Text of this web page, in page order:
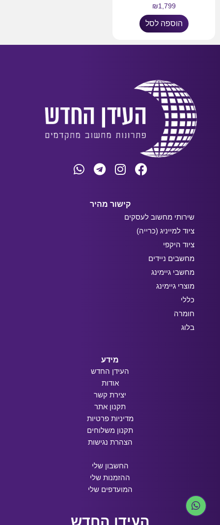
₪1,799
הוספה לסל
קישור מהיר
שירותי מחשוב לעסקים
ציוד למייניג (כרייה)
ציוד היקפי
מחשבים ניידים
מחשבי גיימינג
מוצרי גיימינג
כללי
חומרה
בלוג
מידע
העידן החדש
אודות
יצירת קשר
תקנון אתר
מדיניות פרטיות
תקנון משלוחים
הצהרת נגישות
החשבון שלי
ההזמנות שלי
המועדפים שלי
העידן החדש